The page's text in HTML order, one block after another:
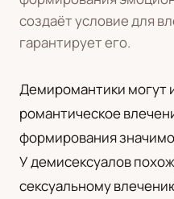
Редакционная политика
Polski
UA
Українська
создаёт условие для
гарантирует его.
Демиромантики могут
романтическое
формирования
У демисексуалов
сексуальному